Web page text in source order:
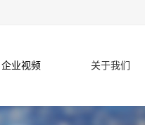
企业视频 关于我们